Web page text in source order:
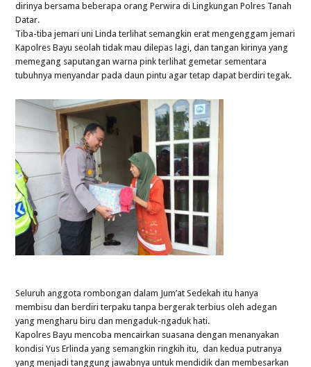
dirinya bersama beberapa orang Perwira di Lingkungan Polres Tanah
Datar.
Tiba-tiba jemari uni Linda terlihat semangkin erat mengenggam jemari
Kapolres Bayu seolah tidak mau dilepas lagi, dan tangan kirinya yang
memegang saputangan warna pink terlihat gemetar sementara
tubuhnya menyandar pada daun pintu agar tetap dapat berdiri tegak.
Seluruh anggota rombongan dalam Jum’at Sedekah itu hanya
membisu dan berdiri terpaku tanpa bergerak terbius oleh adegan
yang mengharu biru dan mengaduk-ngaduk hati.
Kapolres Bayu mencoba mencairkan suasana dengan menanyakan
kondisi Yus Erlinda yang semangkin ringkih itu, dan kedua putranya
yang menjadi tanggung jawabnya untuk mendidik dan membesarkan